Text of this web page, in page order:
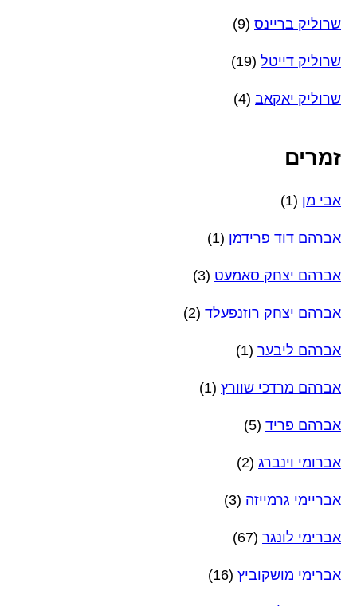
שרוליק בריינס (9)
שרוליק דייטל (19)
שרוליק יאקאב (4)
זמרים
אבי מן (1)
אברהם דוד פרידמן (1)
אברהם יצחק סאמעט (3)
אברהם יצחק רוזנפעלד (2)
אברהם ליבער (1)
אברהם מרדכי שוורץ (1)
אברהם פריד (5)
אברומי וינברג (2)
אבריימי גרמייזה (3)
אברימי לונגר (67)
אברימי מושקוביץ (16)